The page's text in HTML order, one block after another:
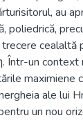
au
poliedrică,
trecere
Într-un
maximiene
ale lui
un nou